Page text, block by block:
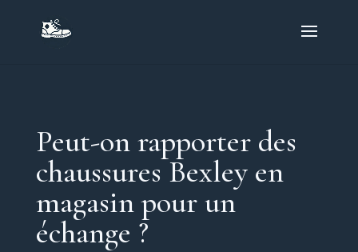
Peut-on rapporter des
chaussures Bexley en
magasin pour un
échange ?